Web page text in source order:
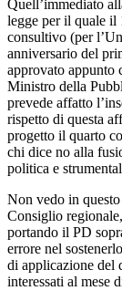
Quell’immediato
legge per il quale il
consultivo (per
anniversario del
approvato appunto
Ministro della
prevede affatto
rispetto di questa
progetto il quarto
chi dice no alla
politica e
Non vedo in
Consiglio
portando il PD
errore nel
di applicazione del
interessati al mese